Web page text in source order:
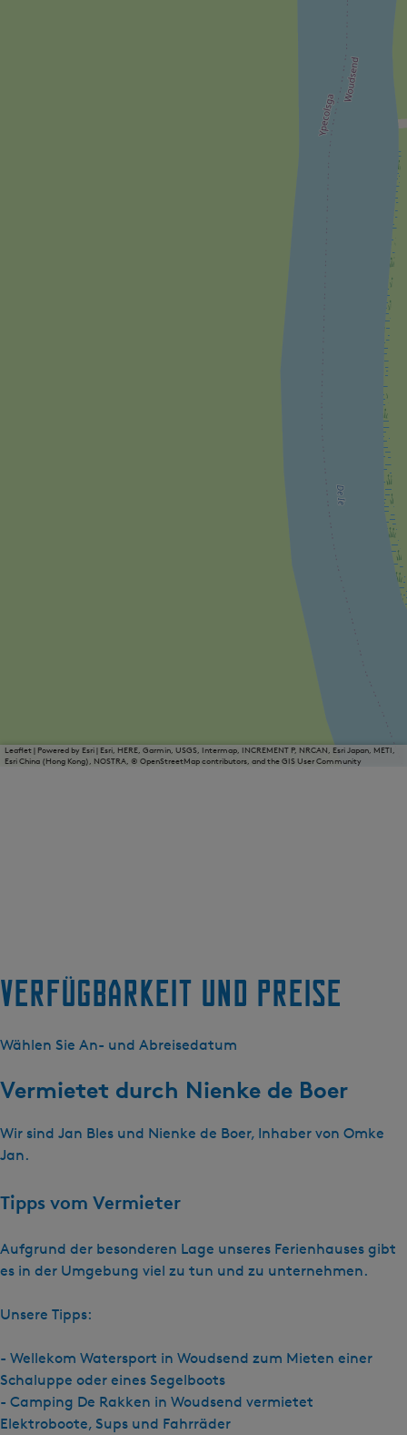
Leaflet| Powered by Esri | Esri, HERE, Garmin, USGS, Intermap, INCREMENT P, NRCAN, Esri Japan, METI,
Esri China (Hong Kong), NOSTRA, © OpenStreetMap contributors, and the GIS User Community
Verfügbarkeit und Preise
Wählen Sie An- und Abreisedatum
Vermietet durch Nienke de Boer
Wir sind Jan Bles und Nienke de Boer, Inhaber von Omke
Jan.
Tipps vom Vermieter
Aufgrund der besonderen Lage unseres Ferienhauses gibt
es in der Umgebung viel zu tun und zu unternehmen.
Unsere Tipps:
- Wellekom Watersport in Woudsend zum Mieten einer
Schaluppe oder eines Segelboots
- Camping De Rakken in Woudsend vermietet
Elektroboote, Sups und Fahrräder